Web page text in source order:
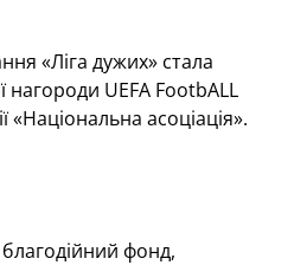
«Ліга дужих» стала
UEFA FootbALL
«Національна асоціація».
фонд,